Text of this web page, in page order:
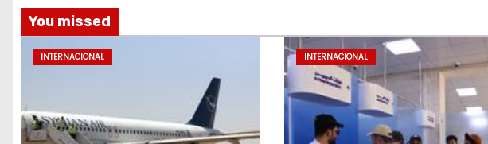
You missed
INTERNACIONAL INTERNACIONAL